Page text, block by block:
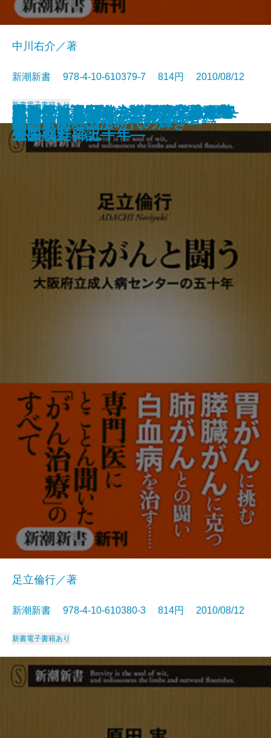
ロックと共に年をとる
国家の命運
核がなくならない7つの理由
イスラエル―ユダヤパワーの源泉
―
イランはこれからどうなるのか―
「イスラム大国」の真実―
企業買収の裏側―M＆A入門―
文士の私生活―昭和文壇交友録―
異形の日本人
テレビの大罪
大女優物語―オードリー、マリリ
ン、リズ―
中川右介／著
新潮新書 978-4-10-610379-7 814円 2010/08/12
新書電子書籍あり
難治がんと闘う―大阪府立成人病
センターの五十年―
足立倫行／著
新潮新書 978-4-10-610380-3 814円 2010/08/12
新書電子書籍あり
もののけの正体―怪談はこうして
生まれた―
通販―「不況知らず」の業界研究
―
死刑絶対肯定論―無期懲役囚の主
張―
読む人間ドック
降ろされた日の丸―国民学校一年
生の朝鮮日記―
即答するバカ
ポスト・モバイル―ITとヒトの未
来図―
気にするな
開国前夜―田沼時代の輝き―